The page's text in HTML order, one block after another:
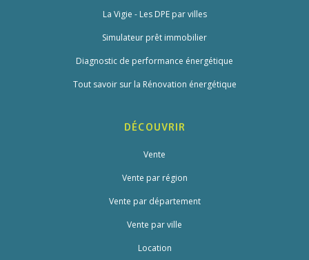
La Vigie - Les DPE par villes
Simulateur prêt immobilier
Diagnostic de performance énergétique
Tout savoir sur la Rénovation énergétique
DÉCOUVRIR
Vente
Vente par région
Vente par département
Vente par ville
Location